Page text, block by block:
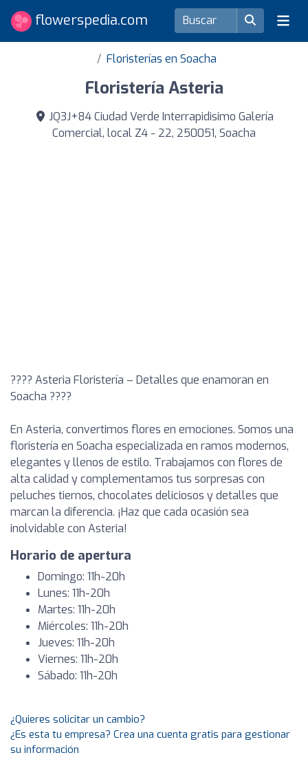
flowerspedia.com
Floristerías en Soacha
Floristería Asteria
JQ3J+84 Ciudad Verde Interrapidisimo Galería
Comercial, local Z4 - 22, 250051, Soacha
???? Asteria Floristería – Detalles que enamoran en
Soacha ????
En Asteria, convertimos flores en emociones. Somos una
floristería en Soacha especializada en ramos modernos,
elegantes y llenos de estilo. Trabajamos con flores de
alta calidad y complementamos tus sorpresas con
peluches tiernos, chocolates deliciosos y detalles que
marcan la diferencia. ¡Haz que cada ocasión sea
inolvidable con Asteria!
Horario de apertura
Domingo: 11h-20h
Lunes: 11h-20h
Martes: 11h-20h
Miércoles: 11h-20h
Jueves: 11h-20h
Viernes: 11h-20h
Sábado: 11h-20h
¿Quieres solicitar un cambio?
¿Es esta tu empresa? Crea una cuenta gratis para gestionar
su información